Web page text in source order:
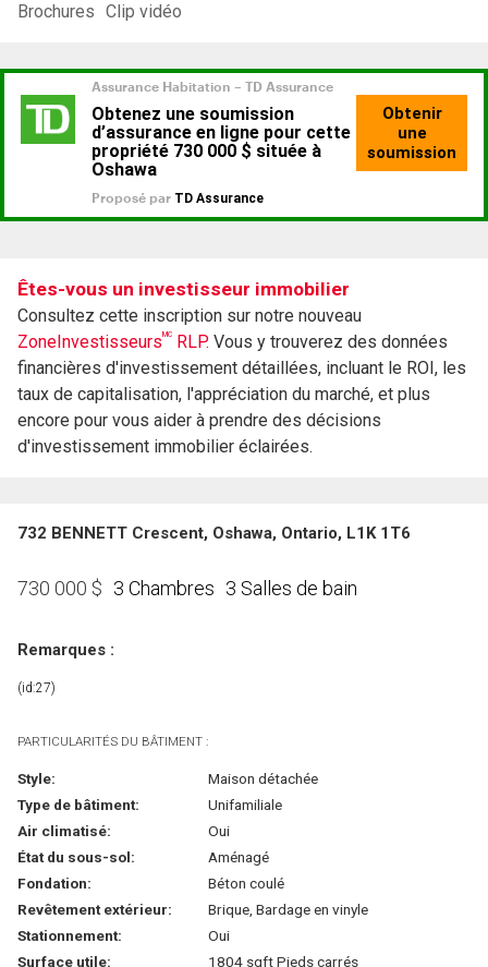
Brochures Clip vidéo
Êtes-vous un investisseur immobilier
Consultez cette inscription sur notre nouveau
ZoneInvestisseursMC RLP. Vous y trouverez des données
financières d'investissement détaillées, incluant le ROI, les
taux de capitalisation, l'appréciation du marché, et plus
encore pour vous aider à prendre des décisions
d'investissement immobilier éclairées.
732 BENNETT Crescent, Oshawa, Ontario, L1K 1T6
730 000 $ 3 Chambres 3 Salles de bain
Remarques :
(id:27)
PARTICULARITÉS DU BÂTIMENT :
Style:
Maison détachée
Type de bâtiment:
Unifamiliale
Air climatisé:
Oui
État du sous-sol:
Aménagé
Fondation:
Béton coulé
Revêtement extérieur:
Brique, Bardage en vinyle
Stationnement:
Oui
Surface utile:
1804 sqft Pieds carrés